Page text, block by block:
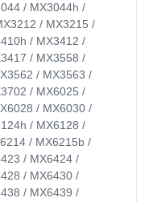
/ MX3044h /
/ MX3215 /
/ MX3412 /
/ MX3558 /
/ MX3563 /
/ MX6025 /
/ MX6030 /
/ MX6128 /
/ MX6215b /
/ MX6424 /
/ MX6430 /
/ MX6439 /